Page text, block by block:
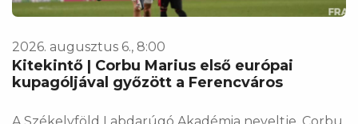
2026. augusztus 6., 8:00
Kitekintő | Corbu Marius első európai
kupagóljával győzött a Ferencváros